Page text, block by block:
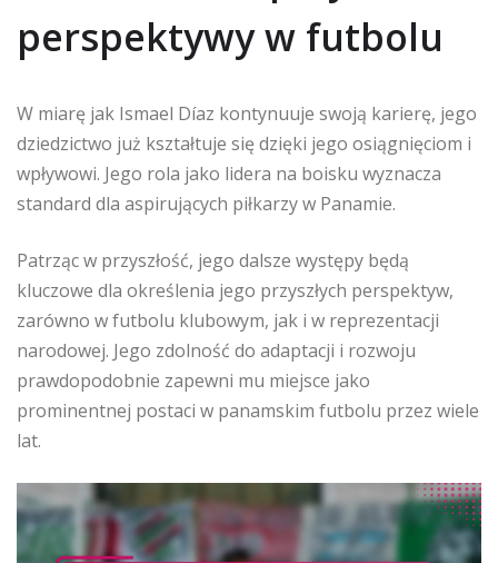
perspektywy w futbolu
W miarę jak Ismael Díaz kontynuuje swoją karierę, jego
dziedzictwo już kształtuje się dzięki jego osiągnięciom i
wpływowi. Jego rola jako lidera na boisku wyznacza
standard dla aspirujących piłkarzy w Panamie.
Patrząc w przyszłość, jego dalsze występy będą
kluczowe dla określenia jego przyszłych perspektyw,
zarówno w futbolu klubowym, jak i w reprezentacji
narodowej. Jego zdolność do adaptacji i rozwoju
prawdopodobnie zapewni mu miejsce jako
prominentnej postaci w panamskim futbolu przez wiele
lat.